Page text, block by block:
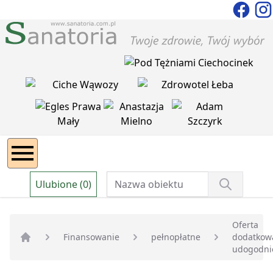
Ulubione (0)
Finansowanie pełnopłatne
Oferta